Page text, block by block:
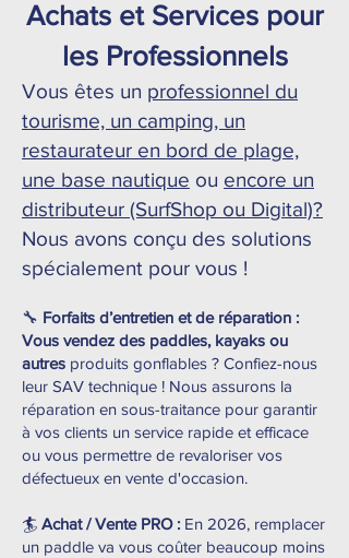
Achats et Services pour
les Professionnels
Vous êtes un professionnel du
tourisme, un camping, un
restaurateur en bord de plage,
une base nautique ou encore un
distributeur (SurfShop ou Digital)?
Nous avons conçu des solutions
spécialement pour vous !
🔧 Forfaits d’entretien et de réparation :
Vous vendez des paddles, kayaks ou
autres produits gonflables ? Confiez-nous
leur SAV technique ! Nous assurons la
réparation en sous-traitance pour garantir
à vos clients un service rapide et efficace
ou vous permettre de revaloriser vos
défectueux en vente d'occasion.
🏄 Achat / Vente PRO : En 2026, remplacer
un paddle va vous coûter beaucoup moins